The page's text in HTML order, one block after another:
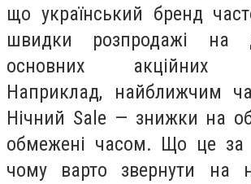
що український бренд
швидки розпродажі на
основних акційних
Наприклад, найближчим
Нічний Sale — знижки на
обмежені часом. Що це за
чому варто звернути на